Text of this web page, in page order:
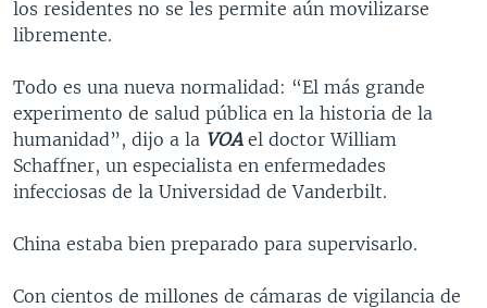
los residentes no se les permite aún movilizarse
libremente.
Todo es una nueva normalidad: “El más grande
experimento de salud pública en la historia de la
humanidad”, dijo a la VOA el doctor William
Schaffner, un especialista en enfermedades
infecciosas de la Universidad de Vanderbilt.
China estaba bien preparado para supervisarlo.
Con cientos de millones de cámaras de vigilancia de